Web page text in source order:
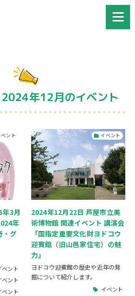
年12月のイベント
ベント
3月
年
・グ
ベント
ベント
ベント
イベント
2024年12月22日 芦屋市立美
術博物館 関連イベント 講演会
「国指定重要文化財ヨドコウ
迎賓館（旧山邑家住宅）の魅
力」
ヨドコウ迎賓館の歴史や近年の発
掘について紹介します。
イベント